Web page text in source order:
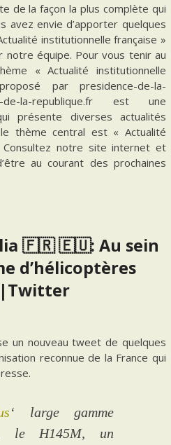
de la façon la plus complète qui
avez envie d’apporter quelques
institutionnelle française »
équipe. Pour vous tenir au
« Actualité institutionnelle
par presidence-de-la-
de-la-republique.fr est une
présente diverses actualités
thème central est « Actualité
Consultez notre site internet et
au courant des prochaines
🇫🇷 🇪🇺: Au sein
d’hélicoptères
|Twitter
un nouveau tweet de quelques
reconnue de la France qui
‘ large gamme
le H145M, un